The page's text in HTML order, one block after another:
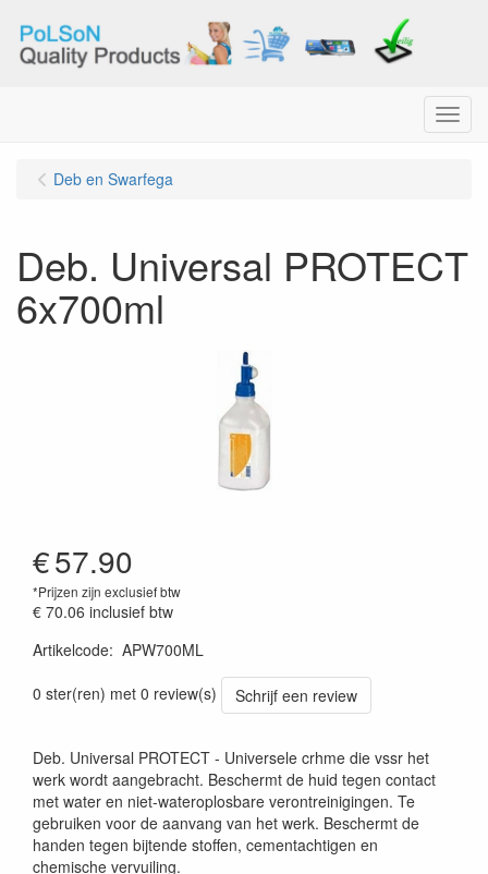
Menu
Deb en Swarfega
Deb. Universal PROTECT
6x700ml
€57.90
*Prijzen zijn exclusief btw
€ 70.06 inclusief btw
Artikelcode: APW700ML
0 ster(ren) met 0 review(s)
Schrijf een review
Deb. Universal PROTECT - Universele crhme die vssr het
werk wordt aangebracht. Beschermt de huid tegen contact
met water en niet-wateroplosbare verontreinigingen. Te
gebruiken voor de aanvang van het werk. Beschermt de
handen tegen bijtende stoffen, cementachtigen en
chemische vervuiling.